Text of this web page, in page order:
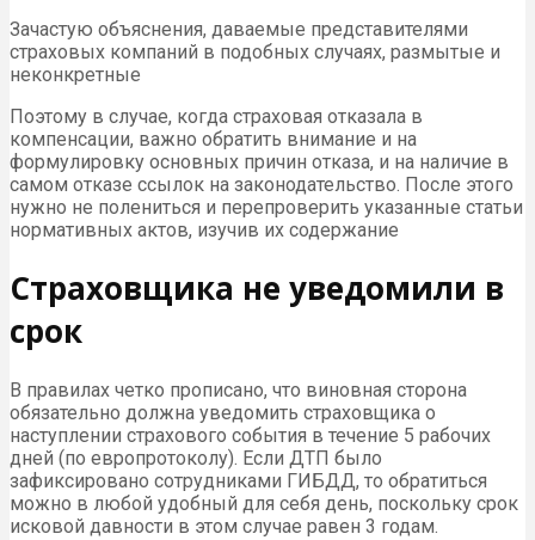
Зачастую объяснения, даваемые представителями
страховых компаний в подобных случаях, размытые и
неконкретные
Поэтому в случае, когда страховая отказала в
компенсации, важно обратить внимание и на
формулировку основных причин отказа, и на наличие в
самом отказе ссылок на законодательство. После этого
нужно не полениться и перепроверить указанные статьи
нормативных актов, изучив их содержание
Страховщика не уведомили в
срок
В правилах четко прописано, что виновная сторона
обязательно должна уведомить страховщика о
наступлении страхового события в течение 5 рабочих
дней (по европротоколу). Если ДТП было
зафиксировано сотрудниками ГИБДД, то обратиться
можно в любой удобный для себя день, поскольку срок
исковой давности в этом случае равен 3 годам.